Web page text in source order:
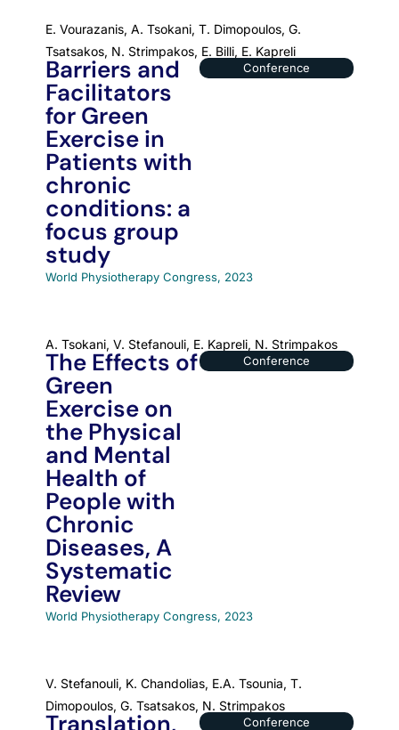
E. Vourazanis, A. Tsokani, T. Dimopoulos, G.
Tsatsakos, N. Strimpakos, E. Billi, E. Kapreli
Barriers and
Facilitators
for Green
Exercise in
Patients with
chronic
conditions: a
focus group
study
Conference
World Physiotherapy Congress, 2023
A. Tsokani, V. Stefanouli, E. Kapreli, N. Strimpakos
The Effects of
Green
Exercise on
the Physical
and Mental
Health of
People with
Chronic
Diseases, A
Systematic
Review
Conference
World Physiotherapy Congress, 2023
V. Stefanouli, K. Chandolias, E.A. Tsounia, T.
Dimopoulos, G. Tsatsakos, N. Strimpakos
Translation, Conference